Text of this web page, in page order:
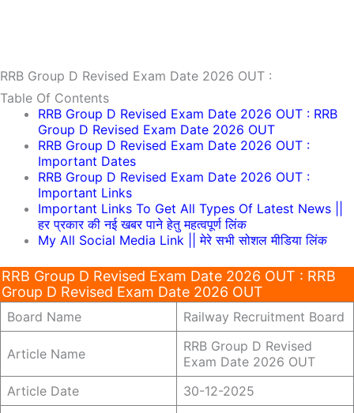
RRB Group D Revised Exam Date 2026 OUT :
Table Of Contents
RRB Group D Revised Exam Date 2026 OUT : RRB
Group D Revised Exam Date 2026 OUT
RRB Group D Revised Exam Date 2026 OUT :
Important Dates
RRB Group D Revised Exam Date 2026 OUT :
Important Links
Important Links To Get All Types Of Latest News ||
हर प्रकार की नई खबर पाने हेतु महत्वपूर्ण लिंक
My All Social Media Link || मेरे सभी सोशल मीडिया लिंक
RRB Group D Revised Exam Date 2026 OUT : RRB
Group D Revised Exam Date 2026 OUT
Board Name Railway Recruitment Board
Article Name
RRB Group D Revised
Exam Date 2026 OUT
Article Date
30-12-2025